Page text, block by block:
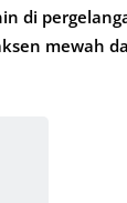
di
mewah